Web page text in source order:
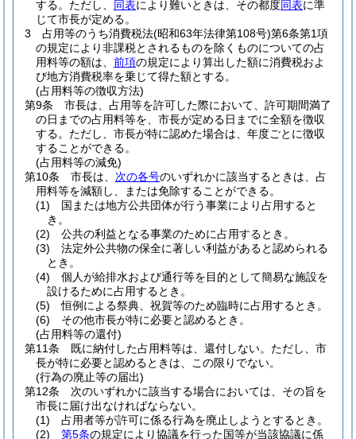
する。 ただし、 同表により難いときは、その都度同表に準
じて市長が定める。
3
占用等のうち消費税法(昭和63年法律第108号)第6条第1項
の規定により非課税とされるものを除くものについての占
用料等の額は、 前項の規定により算出した額に消費税およ
び地方消費税率を乗じて得た額とする。
(占用料等の徴収方法)
第9条
市長は、占用等を許可した際において、許可期間満了
の日までの占用料等を、市長が定める日までに全額を徴収
する。 ただし、市長が特に認めた場合は、年度ごとに徴収
することができる。
(占用料等の減免)
第10条
市長は、 次の各号のいずれかに該当するときは、占
用料等を減額し、または免除することができる。
(1)
国または地方公共団体が行う事業により占用すると
き。
(2)
公共の利益となる事業のために占用するとき。
(3)
法定外公共物の保全に著しい利益があると認められる
とき。
(4)
個人が給排水および通行等を目的として簡易な施設を
設けるために占用するとき。
(5)
恒例による祭典、祝賀等のため臨時に占用するとき。
(6)
その他市長が特に必要と認めるとき。
(占用料等の還付)
第11条
既に納付した占用料等は、還付しない。 ただし、市
長が特に必要と認めるときは、この限りでない。
(行為の廃止等の届出)
第12条
次のいずれかに該当する場合においては、その旨を
市長に届け出なければならない。
(1)
占用者等が許可に係る行為を廃止しようとするとき。
(2)
第5条の規定により協議を行った国等が当該協議に係